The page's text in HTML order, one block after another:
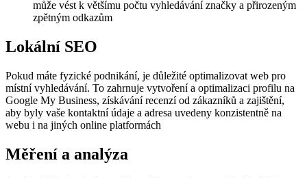
může vést k většímu počtu vyhledávání značky a přirozeným
zpětným odkazům
Lokální SEO
Pokud máte fyzické podnikání, je důležité optimalizovat web pro
místní vyhledávání. To zahrnuje vytvoření a optimalizaci profilu na
Google My Business, získávání recenzí od zákazníků a zajištění,
aby byly vaše kontaktní údaje a adresa uvedeny konzistentně na
webu i na jiných online platformách
Měření a analýza